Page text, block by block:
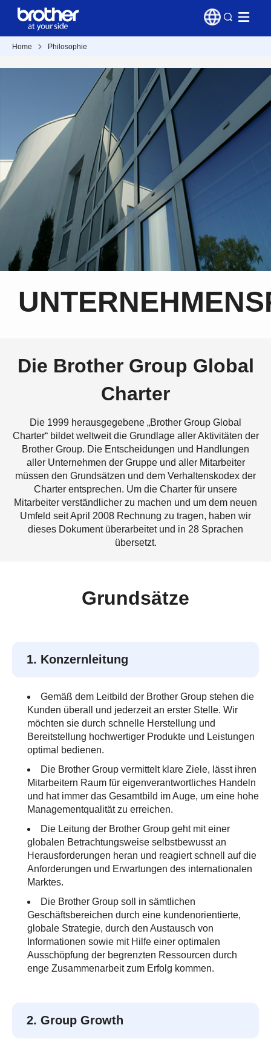
Home Philosophie
Die Brother Group Global
Charter
Die 1999 herausgegebene „Brother Group Global
Charter“ bildet weltweit die Grundlage aller Aktivitäten der
Brother Group. Die Entscheidungen und Handlungen
aller Unternehmen der Gruppe und aller Mitarbeiter
müssen den Grundsätzen und dem Verhaltenskodex der
Charter entsprechen. Um die Charter für unsere
Mitarbeiter verständlicher zu machen und um dem neuen
Umfeld seit April 2008 Rechnung zu tragen, haben wir
dieses Dokument überarbeitet und in 28 Sprachen
übersetzt.
Grundsätze
1. Konzernleitung
Gemäß dem Leitbild der Brother Group stehen die
Kunden überall und jederzeit an erster Stelle. Wir
möchten sie durch schnelle Herstellung und
Bereitstellung hochwertiger Produkte und Leistungen
optimal bedienen.
Die Brother Group vermittelt klare Ziele, lässt ihren
Mitarbeitern Raum für eigenverantwortliches Handeln
und hat immer das Gesamtbild im Auge, um eine hohe
Managementqualität zu erreichen.
Die Leitung der Brother Group geht mit einer
globalen Betrachtungsweise selbstbewusst an
Herausforderungen heran und reagiert schnell auf die
Anforderungen und Erwartungen des internationalen
Marktes.
Die Brother Group soll in sämtlichen
Geschäftsbereichen durch eine kundenorientierte,
globale Strategie, durch den Austausch von
Informationen sowie mit Hilfe einer optimalen
Ausschöpfung der begrenzten Ressourcen durch
enge Zusammenarbeit zum Erfolg kommen.
2. Group Growth